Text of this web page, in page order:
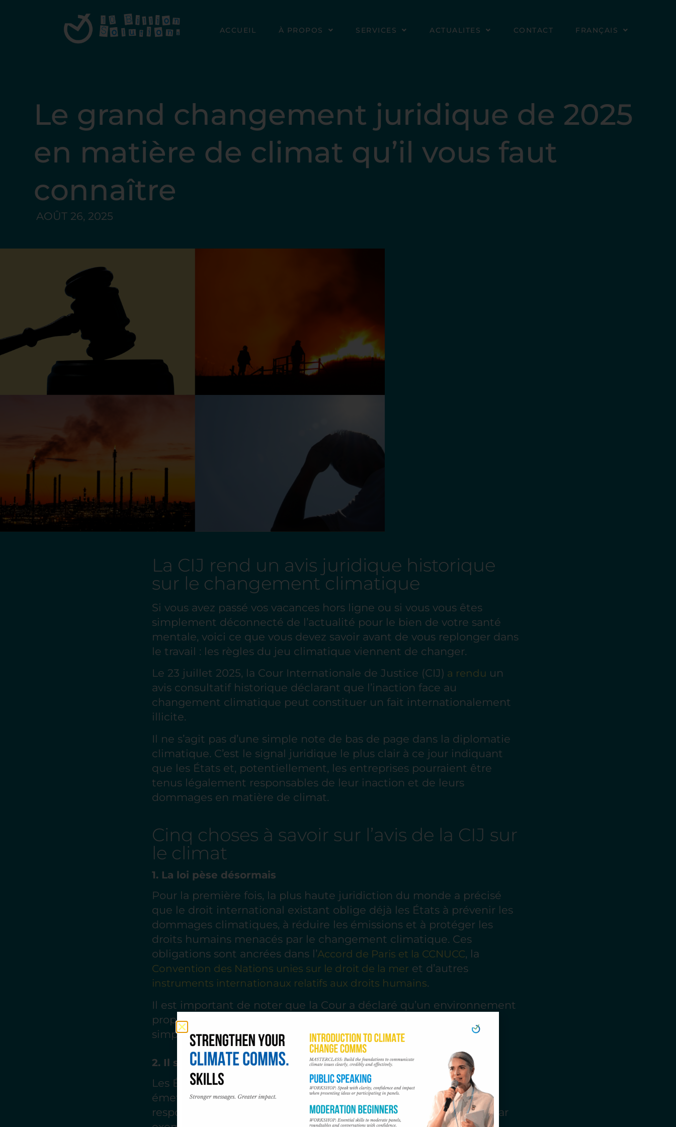
ACCUEIL À PROPOS SERVICES ACTUALITES CONTACT FRANÇAIS
Le grand changement juridique de 2025
en matière de climat qu’il vous faut
connaître
AOÛT 26, 2025
La CIJ rend un avis juridique historique
sur le changement climatique
Si vous avez passé vos vacances hors ligne ou si vous vous êtes
simplement déconnecté de l’actualité pour le bien de votre santé
mentale, voici ce que vous devez savoir avant de vous replonger dans
le travail : les règles du jeu climatique viennent de changer.
Le 23 juillet 2025, la Cour Internationale de Justice (CIJ) a rendu un
avis consultatif historique déclarant que l’inaction face au
changement climatique peut constituer un fait internationalement
illicite.
Il ne s’agit pas d’une simple note de bas de page dans la diplomatie
climatique. C’est le signal juridique le plus clair à ce jour indiquant
que les États et, potentiellement, les entreprises pourraient être
tenus légalement responsables de leur inaction et de leurs
dommages en matière de climat.
Cinq choses à savoir sur l’avis de la CIJ sur
le climat
1. La loi pèse désormais
Pour la première fois, la plus haute juridiction du monde a précisé
que le droit international existant oblige déjà les États à prévenir les
dommages climatiques, à réduire les émissions et à protéger les
droits humains menacés par le changement climatique. Ces
obligations sont ancrées dans l’Accord de Paris et la CCNUCC, la
Convention des Nations unies sur le droit de la mer et d’autres
instruments internationaux relatifs aux droits humains.
Il est important de noter que la Cour a déclaré qu’un environnement
propre, sain et durable est un droit humain. Il ne s’agit plus d’un
simple discours, mais d’une interprétation juridique.
2. Il s’agit de diligence raisonnable, pas seulement d’émissions
Les États ne seront pas responsables simplement parce qu’ils
émettent des gaz à effet de serre. Mais ils peuvent être tenus
responsables s’ils n’agissent pas avec une diligence raisonnable, par